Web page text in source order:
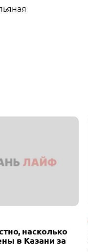
насколько
в Казани за